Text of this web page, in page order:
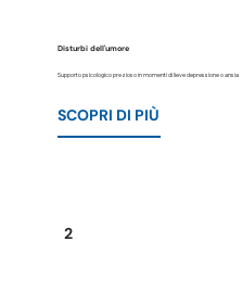
Disturbi dell'umore
Supporto psicologico prezioso in momenti di lieve depressione o ansia
SCOPRI DI PIÙ
2